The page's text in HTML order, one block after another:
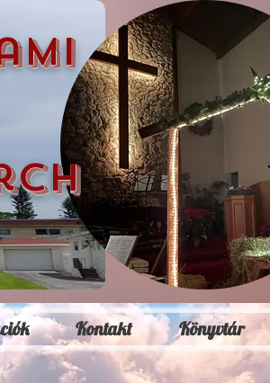
Kontakt Könyvtár